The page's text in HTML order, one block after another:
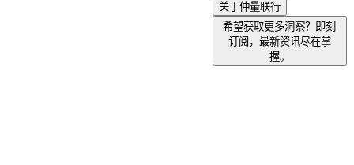
关于仲量联行
希望获取更多洞察？即刻
订阅，最新资讯尽在掌
握。